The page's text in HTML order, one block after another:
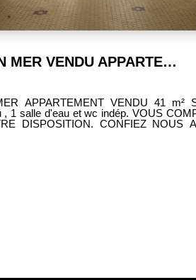
BELLE ILE EN MER VENDU APPARTEMENT 41 m²
cuisine , 1
wc indép. VOUS COMPTEZ VENDRE, NOUS
DISPOSITION. CONFIEZ NOUS